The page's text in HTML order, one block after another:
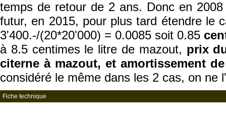
temps de retour de 2 ans. Donc en
futur, en 2015, pour plus tard étendre le
3'400.-/(20*20'000) = 0.0085 soit 0.85
à 8.5 centimes le litre de mazout, prix
citerne à mazout, et amortissement
considéré le même dans les 2 cas, on
Fiche technique